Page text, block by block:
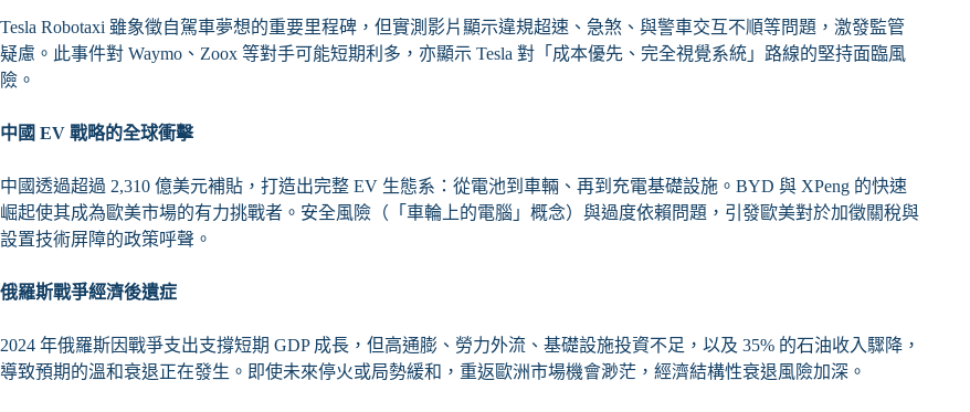
Tesla Robotaxi 雖象徵自駕車夢想的重要里程碑，但實測影片顯示違規超速、急煞、與警車交互不順等問題，激發監管
疑慮。此事件對 Waymo、Zoox 等對手可能短期利多，亦顯示 Tesla 對「成本優先、完全視覺系統」路線的堅持面臨風
險。
中國 EV 戰略的全球衝擊
中國透過超過 2,310 億美元補貼，打造出完整 EV 生態系：從電池到車輛、再到充電基礎設施。BYD 與 XPeng 的快速
崛起使其成為歐美市場的有力挑戰者。安全風險（「車輪上的電腦」概念）與過度依賴問題，引發歐美對於加徵關稅與
設置技術屏障的政策呼聲。
俄羅斯戰爭經濟後遺症
2024 年俄羅斯因戰爭支出支撐短期 GDP 成長，但高通膨、勞力外流、基礎設施投資不足，以及 35% 的石油收入驟降，
導致預期的溫和衰退正在發生。即使未來停火或局勢緩和，重返歐洲市場機會渺茫，經濟結構性衰退風險加深。